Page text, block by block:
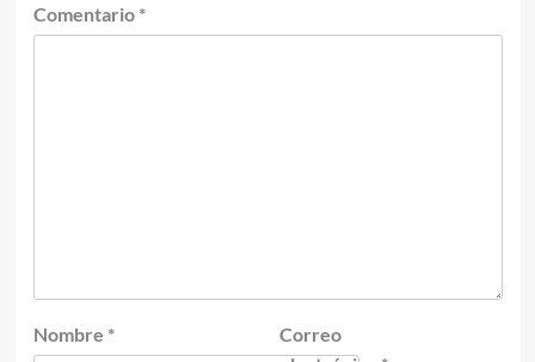
Comentario *
Nombre *
Correo